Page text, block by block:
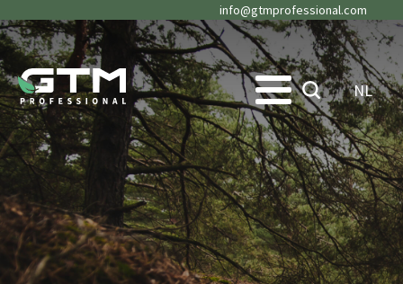
info@gtmprofessional.com
NL